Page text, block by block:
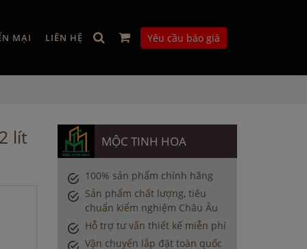
MẠI LIÊN HỆ Yêu cầu báo giá
lít MỘC TINH HOA
100% sản phẩm chính hãng
Sản phẩm chất lượng, tiêu
chuẩn kiểm nghiệm Châu Âu
Hỗ trợ tư vấn thiết kế miễn phí
Vận chuyển lắp đặt toàn quốc